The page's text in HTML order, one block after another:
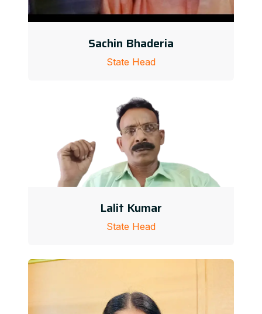
Sachin Bhaderia
State Head
Lalit Kumar
State Head